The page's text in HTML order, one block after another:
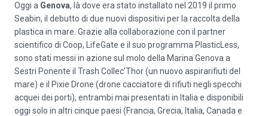
Oggi a Genova, là dove era stato installato nel 2019 il primo
Seabin, il debutto di due nuovi dispositivi per la raccolta della
plastica in mare. Grazie alla collaborazione con il partner
scientifico di Coop, LifeGate e il suo programma PlasticLess,
sono stati messi in azione sul molo della Marina Genova a
Sestri Ponente il Trash Collec’Thor (un nuovo aspirarifiuti del
mare) e il Pixie Drone (drone cacciatore di rifiuti negli specchi
acquei dei porti), entrambi mai presentati in Italia e disponibili
oggi solo in altri cinque paesi (Francia, Grecia, Italia, Canada e